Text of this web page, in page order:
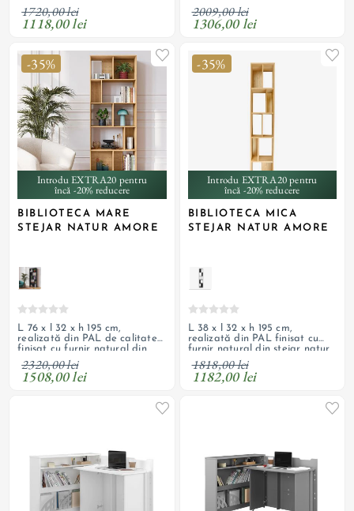
negru lăcuit
1720,00 lei
1118,00 lei
2009,00 lei
1306,00 lei
-35%
Introdu EXTRA20 pentru
încă -20% reducere
BIBLIOTECA MARE
STEJAR NATUR AMORE
L 76 x l 32 x h 195 cm,
realizată din PAL de calitate
finisat cu furnir natural din
stejar natur lăcuit
2320,00 lei
1508,00 lei
-35%
Introdu EXTRA20 pentru
încă -20% reducere
BIBLIOTECA MICA
STEJAR NATUR AMORE
L 38 x l 32 x h 195 cm,
realizată din PAL finisat cu
furnir natural din stejar natur
lăcuit
1818,00 lei
1182,00 lei